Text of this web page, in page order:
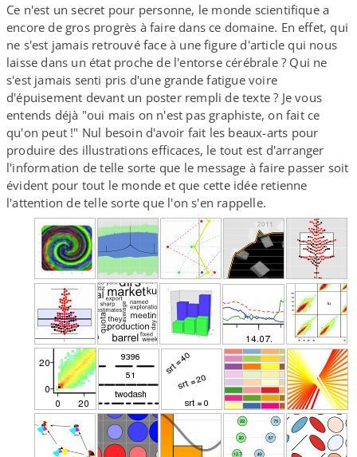
Ce n'est un secret pour personne, le monde scientifique a
encore de gros progrès à faire dans ce domaine. En effet, qui
ne s'est jamais retrouvé face à une figure d'article qui nous
laisse dans un état proche de l'entorse cérébrale ? Qui ne
s'est jamais senti pris d'une grande fatigue voire
d'épuisement devant un poster rempli de texte ? Je vous
entends déjà "oui mais on n'est pas graphiste, on fait ce
qu'on peut !" Nul besoin d'avoir fait les beaux-​arts pour
produire des illustrations efficaces, le tout est d'arranger
l'information de telle sorte que le message à faire passer soit
évident pour tout le monde et que cette idée retienne
l'attention de telle sorte que l'on s'en rappelle.